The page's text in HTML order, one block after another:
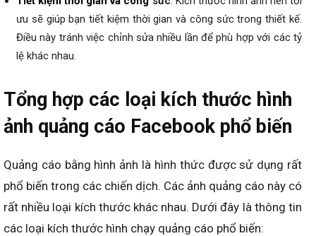
ưu sẽ giúp bạn tiết kiệm thời gian và công sức trong thiết kế.
Điều này tránh việc chỉnh sửa nhiều lần để phù hợp với các tỷ
lệ khác nhau.
Tổng hợp các loại kích thước hình
ảnh quảng cáo Facebook phổ biến
Quảng cáo bằng hình ảnh là hình thức được sử dụng rất
phổ biến trong các chiến dịch. Các ảnh quảng cáo này có
rất nhiều loại kích thước khác nhau. Dưới đây là thông tin
các loại kích thước hình chạy quảng cáo phổ biến: